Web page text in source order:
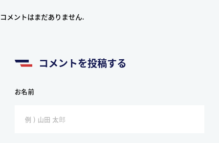
コメントはまだありません.
コメントを投稿する
お名前